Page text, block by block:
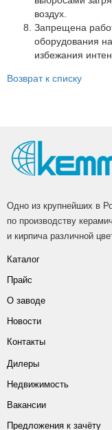
воздух.
Запрещена
оборудования
избежания
Возврат к списку
Одно из крупнейших в
по производству
и кирпича различной
Каталог
Прайс
О заводе
Новости
Контакты
Дилеры
Недвижимость
Вакансии
Предложения к зачёту